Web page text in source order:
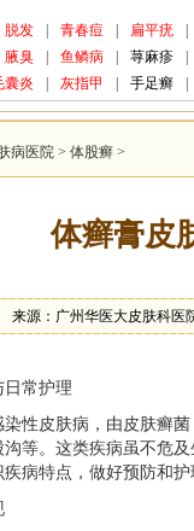
脱发 青春痘 扁平疣
腋臭 鱼鳞病 荨麻疹
囊炎 灰指甲 手足癣
病医院 > 体股癣 >
体癣膏皮
来源：广州华医大皮肤科医
常护理
性皮肤病，由皮肤癣
等。这类疾病虽不危
病特点，做好预防和护